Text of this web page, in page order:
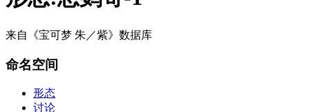
来自《宝可梦 朱／紫》数据库
命名空间
形态
讨论